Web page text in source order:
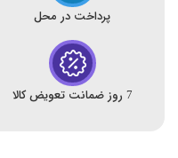
پرداخت در محل
7 روز ضمانت تعویض کالا